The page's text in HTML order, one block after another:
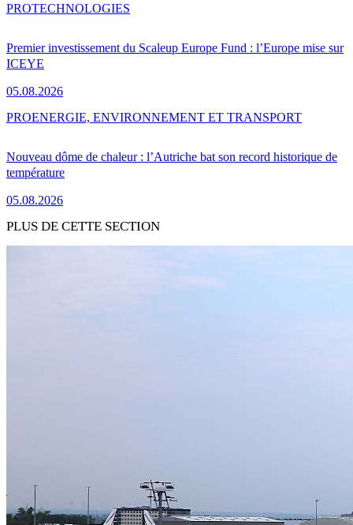
Premier investissement du Scaleup Europe Fund : l’Europe mise sur
ICEYE
05.08.2026
PROTECHNOLOGIES
Nouveau dôme de chaleur : l’Autriche bat son record historique de
température
05.08.2026
PROENERGIE, ENVIRONNEMENT ET TRANSPORT
PLUS DE CETTE SECTION